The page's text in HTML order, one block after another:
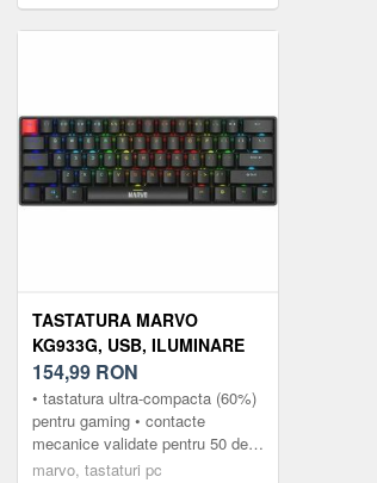
TASTATURA MARVO
KG933G, USB, ILUMINARE
RGB (NEGRU)
154,99 RON
• tastatura ultra-compacta (60%)
pentru gaming • contacte
mecanice validate pentru 50 de
milioane de apasari • suport anti-
marvo, tastaturi pc